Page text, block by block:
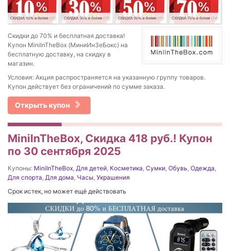
Скидки до 70% и бесплатная доставка!
Купон MiniInTheBox (МиниИнЗеБокс) на
бесплатную доставку, на скидку в
магазин.
Условия: Акция распространяется на указанную группу товаров.
Купон действует без ограничений по сумме заказа.
Открыть купон
MiniInTheBox, Скидка 418 руб.! Купон
по 30 сентября 2025
Купоны: MiniInTheBox Для детей Косметика Сумки Обувь Одежда
Для спорта Для дома Часы Украшения
Срок истек, но может ещё действовать